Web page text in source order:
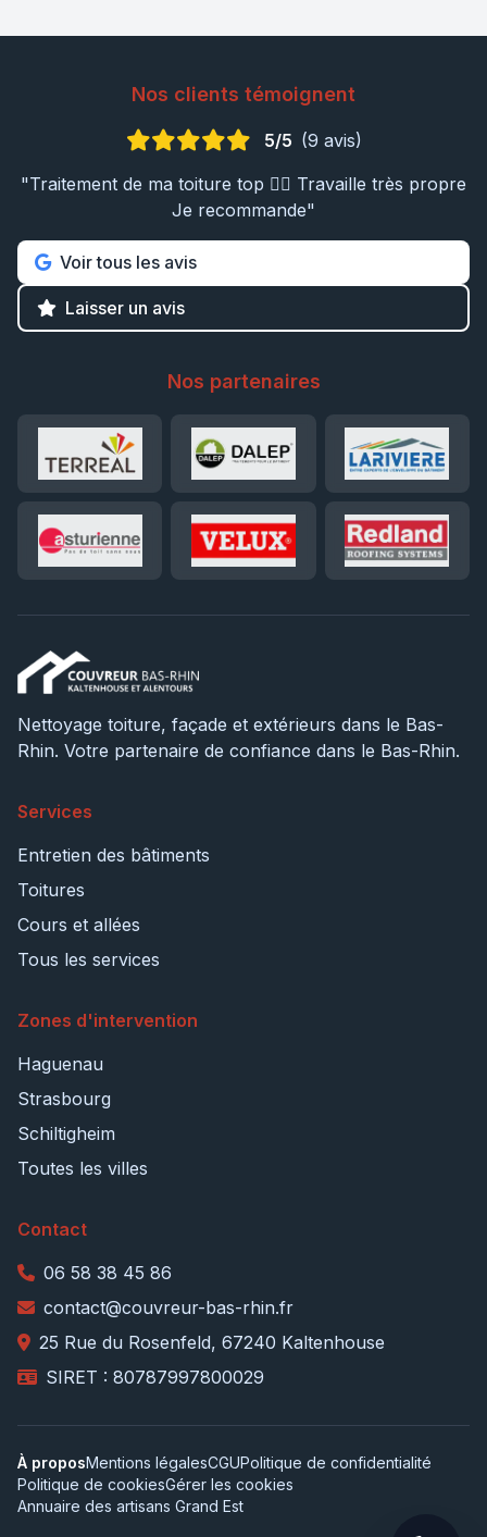
Nos clients témoignent
5/5 (9 avis)
"Traitement de ma toiture top 👍🏼 Travaille très propre
Je recommande"
Voir tous les avis
Laisser un avis
Nos partenaires
Nettoyage toiture, façade et extérieurs dans le Bas-
Rhin. Votre partenaire de confiance dans le Bas-Rhin.
Services
Entretien des bâtiments
Toitures
Cours et allées
Tous les services
Zones d'intervention
Haguenau
Strasbourg
Schiltigheim
Toutes les villes
Contact
06 58 38 45 86
contact@couvreur-bas-rhin.fr
25 Rue du Rosenfeld, 67240 Kaltenhouse
SIRET : 80787997800029
À proposMentions légalesCGUPolitique de confidentialité
Politique de cookiesGérer les cookies
Annuaire des artisans Grand Est